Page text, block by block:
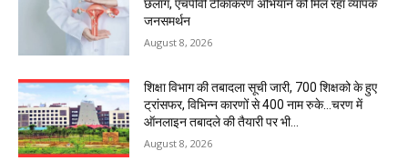
छलांग, एचपीवी टीकाकरण अभियान को मिल रहा व्यापक
जनसमर्थन
August 8, 2026
शिक्षा विभाग की तबादला सूची जारी, 700 शिक्षको के हुए
ट्रांसफर, विभिन्न कारणों से 400 नाम रुके…चरण में
ऑनलाइन तबादले की तैयारी पर भी...
August 8, 2026